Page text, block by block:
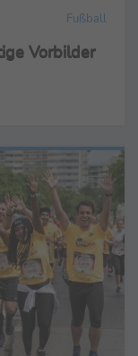
Fußball
Vorbilder